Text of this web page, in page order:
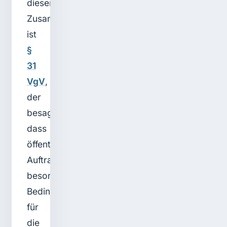
diesem
Zusammenhang
ist
§
31
VgV,
der
besagt,
dass
öffentliche
Auftraggeber
besondere
Bedingungen
für
die